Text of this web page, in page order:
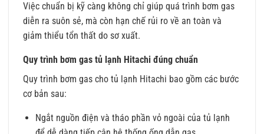
Việc chuẩn bị kỹ càng không chỉ giúp quá trình bơm gas
diễn ra suôn sẻ, mà còn hạn chế rủi ro về an toàn và
giảm thiểu tổn thất do sơ xuất.
Quy trình bơm gas tủ lạnh Hitachi đúng chuẩn
Quy trình bơm gas cho tủ lạnh Hitachi bao gồm các bước
cơ bản sau:
Ngắt nguồn điện và tháo phần vỏ ngoài của tủ lạnh